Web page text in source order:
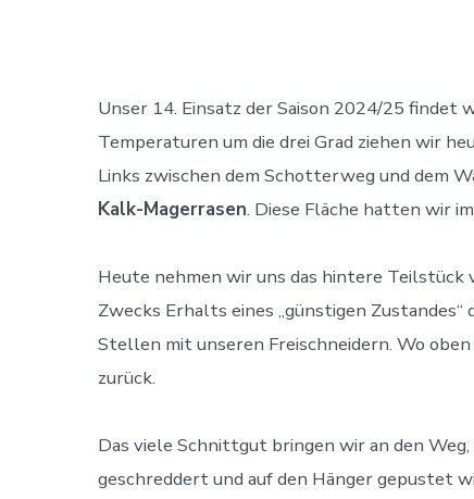
Unser 14. Einsatz der Saison 2024/25 findet
Temperaturen um die drei Grad ziehen wir
Links zwischen dem Schotterweg und dem
Kalk-Magerrasen. Diese Fläche hatten wir im
Heute nehmen wir uns das hintere
Zwecks Erhalts eines „günstigen
Stellen mit unseren Freischneidern. Wo
zurück.
Das viele Schnittgut bringen wir an den
geschreddert und auf den Hänger gepustet